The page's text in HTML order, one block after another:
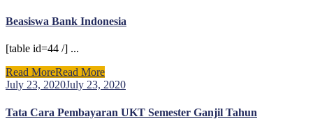
Beasiswa Bank Indonesia
[table id=44 /] ...
Read MoreRead More
July 23, 2020July 23, 2020
Tata Cara Pembayaran UKT Semester Ganjil Tahun